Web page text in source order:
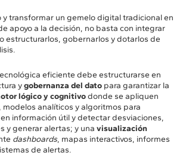
y transformar un gemelo digital tradicional en
apoyo a la decisión, no basta con integrar
estructurarlos, gobernarlos y dotarlos de
eficiente debe estructurarse en
ygobernanza del dato para garantizar la
lógico y cognitivodonde se apliquen
analíticos y algoritmos para
información útil y detectar desviaciones,
y generar alertas; y una visualización
dashboards, mapas interactivos, informes
de alertas.